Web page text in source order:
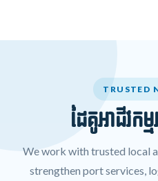
TRUSTED
ដៃគូអាជីវកម្
We work with trusted local
strengthen port services,